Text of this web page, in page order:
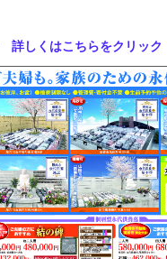
しくはこちらをクリック